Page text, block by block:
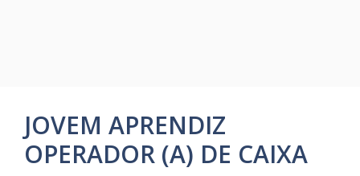
JOVEM APRENDIZ
OPERADOR (A) DE CAIXA